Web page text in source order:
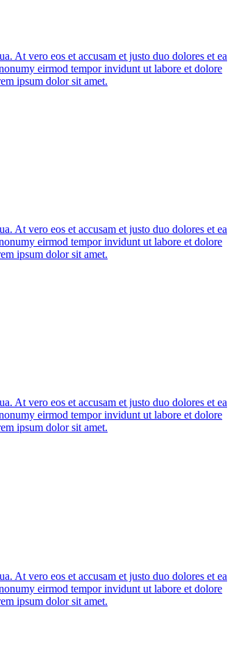
At vero eos et accusam et justo duo dolores et ea
eirmod tempor invidunt ut labore et dolore
ipsum dolor sit amet.
At vero eos et accusam et justo duo dolores et ea
eirmod tempor invidunt ut labore et dolore
ipsum dolor sit amet.
At vero eos et accusam et justo duo dolores et ea
eirmod tempor invidunt ut labore et dolore
ipsum dolor sit amet.
At vero eos et accusam et justo duo dolores et ea
eirmod tempor invidunt ut labore et dolore
ipsum dolor sit amet.